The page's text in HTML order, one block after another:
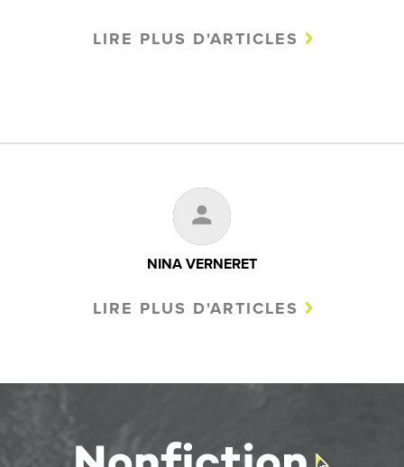
LIRE PLUS D'ARTICLES
NINA VERNERET
LIRE PLUS D'ARTICLES